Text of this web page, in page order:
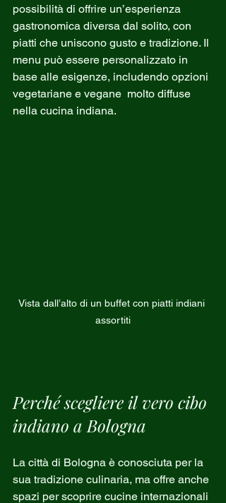
possibilità di offrire un’esperienza
gastronomica diversa dal solito, con
piatti che uniscono gusto e tradizione. Il
menu può essere personalizzato in
base alle esigenze, includendo opzioni
vegetariane e vegane  molto diffuse
nella cucina indiana.
Vista dall’alto di un buffet con piatti indiani
assortiti
Perché scegliere il vero cibo
indiano a Bologna
La città di Bologna è conosciuta per la
sua tradizione culinaria, ma offre anche
spazi per scoprire cucine internazionali